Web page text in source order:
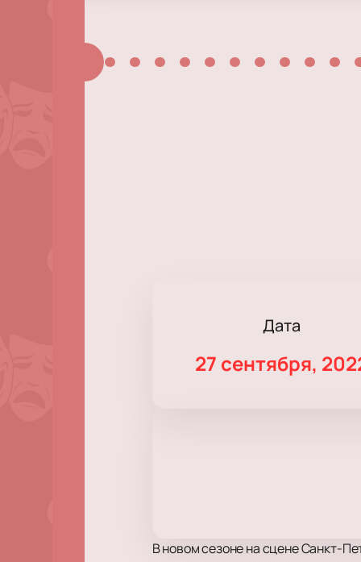
Дата
27 сентября,
В новом сезоне на сцене Санкт-